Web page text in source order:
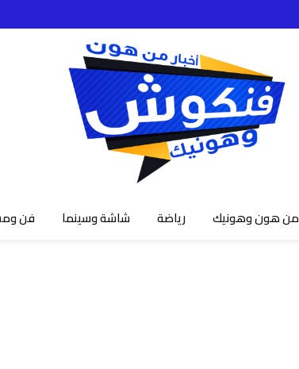
من هون وهونيك رياضة شاشة وسينما فن